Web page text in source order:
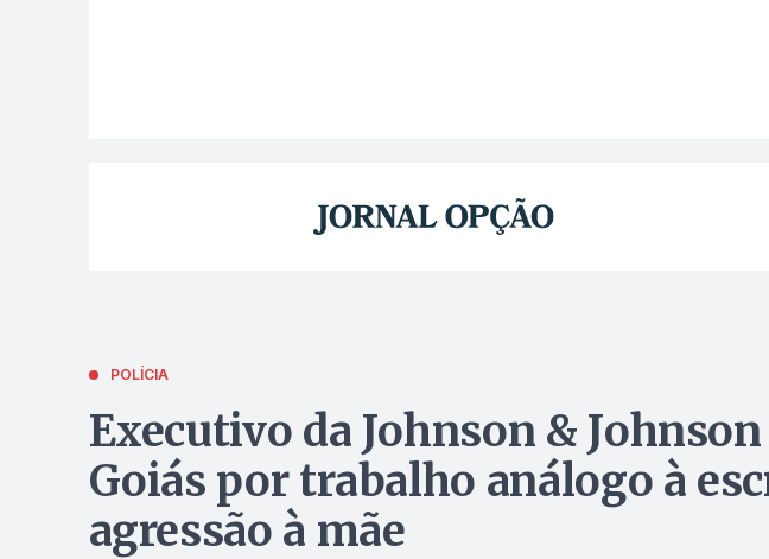
POLÍCIA
Executivo da Johnson &
Goiás por trabalho análogo à
agressão à mãe